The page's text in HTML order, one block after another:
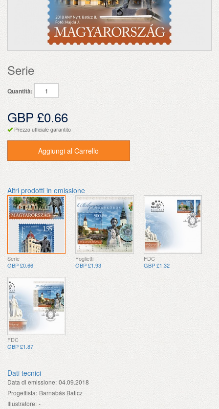
Serie
Quantità:
GBP £0.66
Prezzo ufficiale garantito
Aggiungi al Carrello
Altri prodotti in emissione
Serie
GBP £0.66
Foglietti
GBP £1.93
FDC
GBP £1.32
FDC
GBP £1.87
Dati tecnici
Data di emissione: 04.09.2018
Progettista: Barnabás Baticz
Illustratore: -